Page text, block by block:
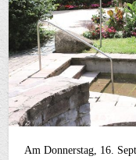
Am Donnerstag, 16.